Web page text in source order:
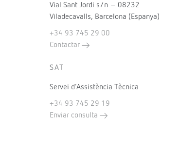
Vial Sant Jordi s/n – 08232
Viladecavalls, Barcelona (Espanya)
+34 93 745 29 00
Contactar
SAT
Servei d’Assistència Tècnica
+34 93 745 29 19
Enviar consulta